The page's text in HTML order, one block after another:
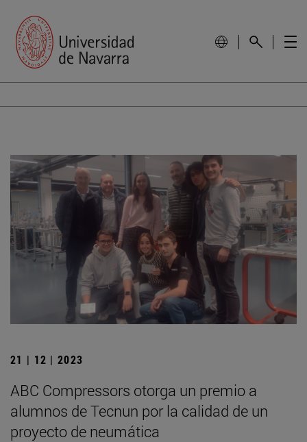
21 | 12 | 2023
ABC Compressors otorga un premio a
alumnos de Tecnun por la calidad de un
proyecto de neumática